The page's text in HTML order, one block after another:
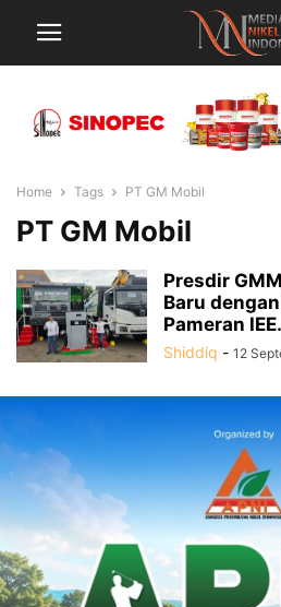
Home Tags PT GM Mobil
PT GM Mobil
Presdir
Baru
Pameran
Shiddiq - 12